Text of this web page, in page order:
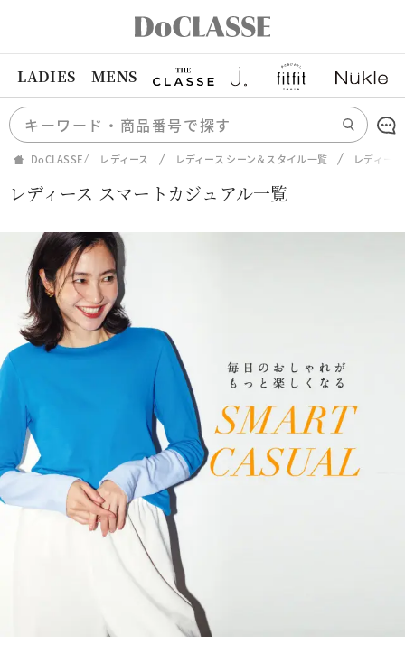
LADIES MENS
DoCLASSE レディース レディース シーン＆スタイル一覧 レディー
レディース スマートカジュアル一覧